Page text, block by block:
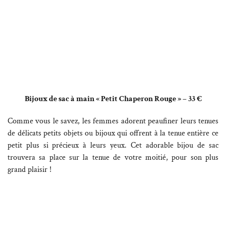
Bijoux de sac à main « Petit Chaperon Rouge » – 33 €
Comme vous le savez, les femmes adorent peaufiner leurs tenues
de délicats petits objets ou bijoux qui offrent à la tenue entière ce
petit plus si précieux à leurs yeux. Cet adorable bijou de sac
trouvera sa place sur la tenue de votre moitié, pour son plus
grand plaisir !